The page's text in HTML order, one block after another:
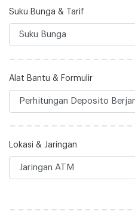
Suku Bunga & Tarif
Alat Bantu & Formulir
Lokasi & Jaringan